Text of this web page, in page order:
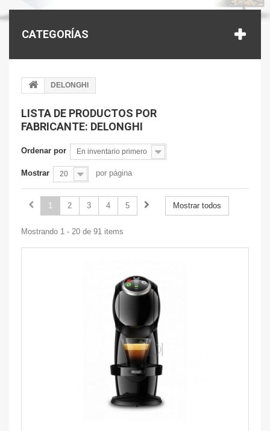
CATEGORÍAS
DELONGHI
LISTA DE PRODUCTOS POR
FABRICANTE: DELONGHI
Ordenar por En inventario primero
Mostrar 20 por página
Mostrar todos
1 2 3 4 5
Mostrando 1 - 20 de 91 items